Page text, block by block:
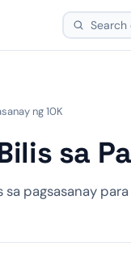
ng 10K
sa
pagsasanay